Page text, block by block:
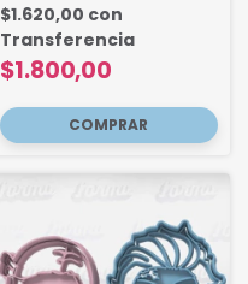
$1.800,00
$1.620,00 con
Transferencia